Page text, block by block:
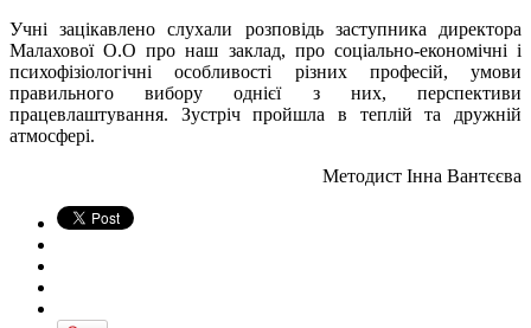
Учні зацікавлено слухали розповідь заступника директора
Малахової О.О про наш заклад, про соціально-економічні і
психофізіологічні особливості різних професій, умови
правильного вибору однієї з них, перспективи
працевлаштування. Зустріч пройшла в теплій та дружній
атмосфері.
Методист Інна Вантєєва